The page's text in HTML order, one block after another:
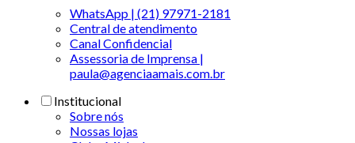
WhatsApp | (21) 97971-2181
Central de atendimento
Canal Confidencial
Assessoria de Imprensa |
paula@agenciaamais.com.br
Institucional
Sobre nós
Nossas lojas